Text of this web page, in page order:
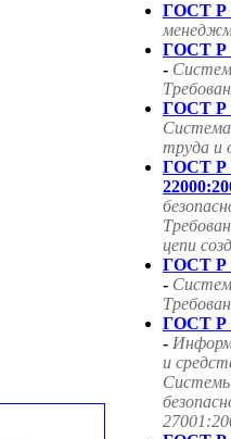
ГОСТ Р
ГОСТ Р
-
ГОСТ Р
труда и
ГОСТ
цепи
ГОСТ Р
-
ГОСТ Р
-
и